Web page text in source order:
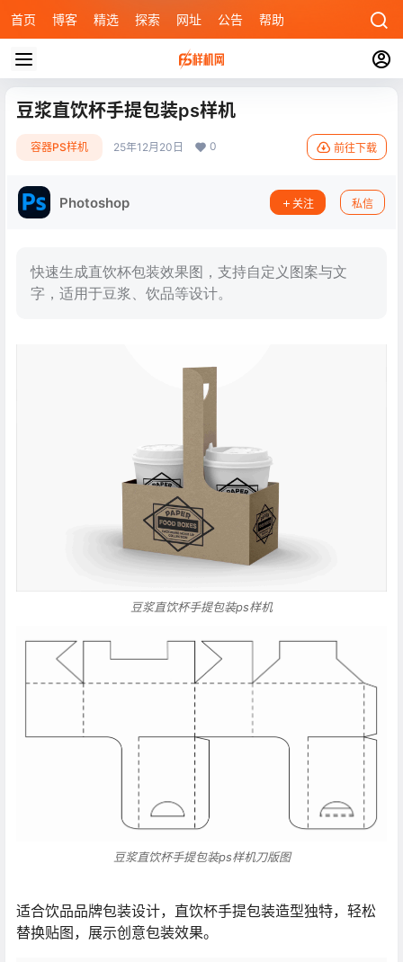
首页 博客 精选 探索 网址 公告 帮助
豆浆直饮杯手提包装ps样机
容器PS样机 25年12月20日 0 前往下载
Photoshop 关注 私信
快速生成直饮杯包装效果图，支持自定义图案与文
字，适用于豆浆、饮品等设计。
豆浆直饮杯手提包装ps样机
豆浆直饮杯手提包装ps样机刀版图
适合饮品品牌包装设计，直饮杯手提包装造型独特，轻松
替换贴图，展示创意包装效果。